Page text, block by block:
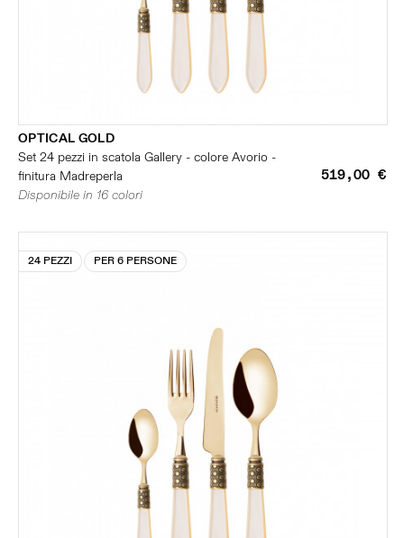
OPTICAL GOLD
Set 24 pezzi in scatola Gallery - colore Avorio -
finitura Madreperla
519,00 €
Disponibile in 16 colori
24 PEZZI PER 6 PERSONE